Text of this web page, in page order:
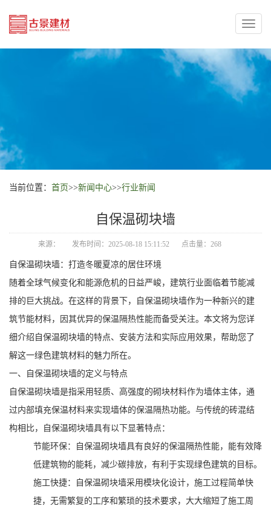
Toggle
当前位置： 首页>>新闻中心>>行业新闻
自保温砌块墙
来源： 发布时间：2025-08-18 15:11:52 点击量：268
自保温砌块墙：打造冬暖夏凉的居住环境
随着全球气候变化和能源危机的日益严峻，建筑行业面临着节能减
排的巨大挑战。在这样的背景下，自保温砌块墙作为一种新兴的建
筑节能材料，因其优异的保温隔热性能而备受关注。本文将为您详
细介绍自保温砌块墙的特点、安装方法和实际应用效果，帮助您了
解这一绿色建筑材料的魅力所在。
一、自保温砌块墙的定义与特点
自保温砌块墙是指采用轻质、高强度的砌块材料作为墙体主体，通
过内部填充保温材料来实现墙体的保温隔热功能。与传统的砖混结
构相比，自保温砌块墙具有以下显著特点：
节能环保：自保温砌块墙具有良好的保温隔热性能，能有效降
低建筑物的能耗，减少碳排放，有利于实现绿色建筑的目标。
施工快捷：自保温砌块墙采用模块化设计，施工过程简单快
捷，无需繁复的工序和繁琐的技术要求，大大缩短了施工周